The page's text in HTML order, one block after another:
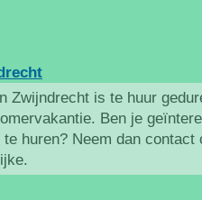
Zwijndrecht is te huur
Ben je
huren? Neem dan contact